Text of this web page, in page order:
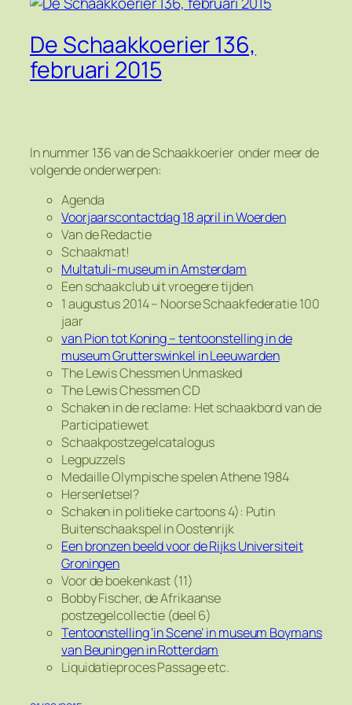
De Schaakkoerier 136,
februari 2015
In nummer 136 van de Schaakkoerier onder meer de
volgende onderwerpen:
Agenda
Voorjaarscontactdag 18 april in Woerden
Van de Redactie
Schaakmat!
Multatuli-museum in Amsterdam
Een schaakclub uit vroegere tijden
1 augustus 2014 – Noorse Schaakfederatie 100
jaar
van Pion tot Koning – tentoonstelling in de
museum Grutterswinkel in Leeuwarden
The Lewis Chessmen Unmasked
The Lewis Chessmen CD
Schaken in de reclame: Het schaakbord van de
Participatiewet
Schaakpostzegelcatalogus
Legpuzzels
Medaille Olympische spelen Athene 1984
Hersenletsel?
Schaken in politieke cartoons 4): Putin
Buitenschaakspel in Oostenrijk
Een bronzen beeld voor de Rijks Universiteit
Groningen
Voor de boekenkast (11)
Bobby Fischer, de Afrikaanse
postzegelcollectie (deel 6)
Tentoonstelling ‘in Scene’ in museum Boymans
van Beuningen in Rotterdam
Liquidatieproces Passage etc.